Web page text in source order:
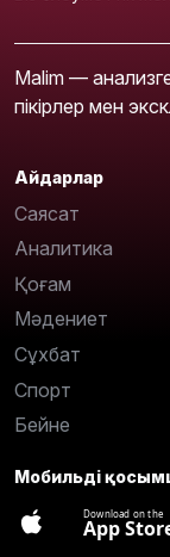
Malim —
пікірлер мен
Айдарлар
Саясат
Аналитика
Қоғам
Мәдениет
Сұхбат
Спорт
Бейне
Мобильді
Download on the
App